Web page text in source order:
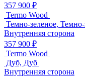
357 900 ₽
Termo Wood
Темно-зеленое, Темно-
Внутренняя сторона
357 900 ₽
Termo Wood
Дуб, Дуб
Внутренняя сторона